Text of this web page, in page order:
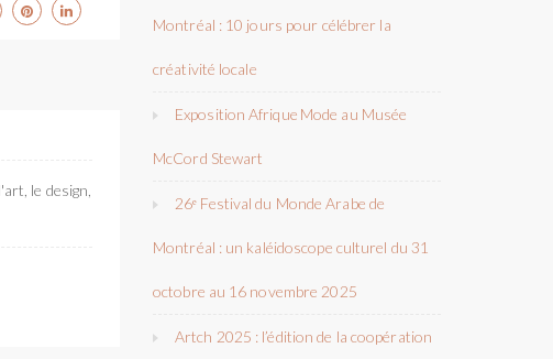
le design,
Montréal : 10 jours pour célébrer la
créativité locale
Exposition Afrique Mode au Musée
McCord Stewart
26ᵉ Festival du Monde Arabe de
Montréal : un kaléidoscope culturel du 31
octobre au 16 novembre 2025
Artch 2025 : l’édition de la coopération